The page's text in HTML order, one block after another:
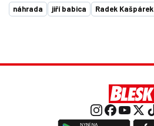
náhrada jiří babica Radek Kašpárek